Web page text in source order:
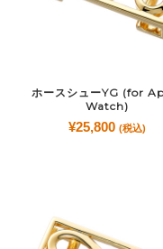
ホースシューYG (for
Watch)
¥25,800 (税込)